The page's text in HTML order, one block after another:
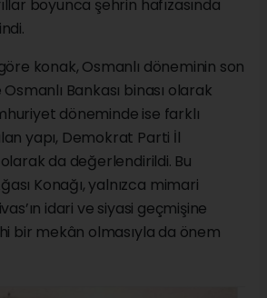
boyunca şehrin hafızasında
konak, Osmanlı döneminin son
Bankası binası olarak
döneminde ise farklı
yapı, Demokrat Parti İl
olarak da değerlendirildi. Bu
Konağı, yalnızca mimari
idari ve siyasi geçmişine
bir mekân olmasıyla da önem